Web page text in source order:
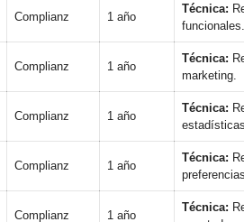
Complianz 1 año
Técnica:
funcionales.
Complianz 1 año
Técnica:
marketing.
Complianz 1 año
Técnica:
Complianz 1 año
Técnica:
Complianz 1 año
Técnica: